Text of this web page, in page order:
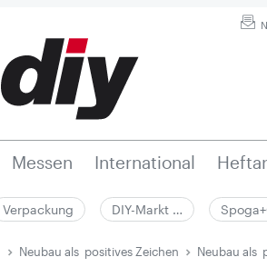
Messen International
Verpackung DIY-Markt …
Neubau als ­ positives Zeichen Neubau als